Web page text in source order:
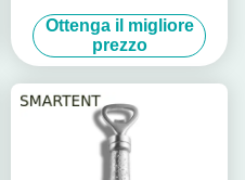
minuto
Ottenga il migliore
prezzo